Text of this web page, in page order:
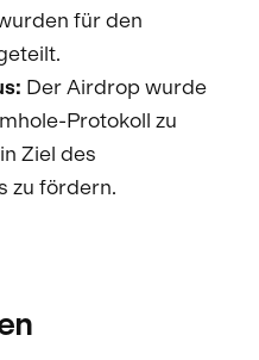
für den
Der Airdrop wurde
Protokoll zu
Ziel des
zu fördern.